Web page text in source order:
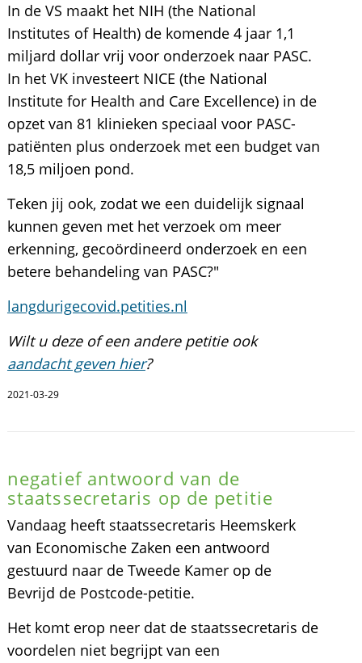
In de VS maakt het NIH (the National
Institutes of Health) de komende 4 jaar 1,1
miljard dollar vrij voor onderzoek naar PASC.
In het VK investeert NICE (the National
Institute for Health and Care Excellence) in de
opzet van 81 klinieken speciaal voor PASC-
patiënten plus onderzoek met een budget van
18,5 miljoen pond.
Teken jij ook, zodat we een duidelijk signaal
kunnen geven met het verzoek om meer
erkenning, gecoördineerd onderzoek en een
betere behandeling van PASC?"
langdurigecovid.petities.nl
Wilt u deze of een andere petitie ook
aandacht geven hier?
2021-03-29
negatief antwoord van de
staatssecretaris op de petitie
Vandaag heeft staatssecretaris Heemskerk
van Economische Zaken een antwoord
gestuurd naar de Tweede Kamer op de
Bevrijd de Postcode-petitie.
Het komt erop neer dat de staatssecretaris de
voordelen niet begrijpt van een